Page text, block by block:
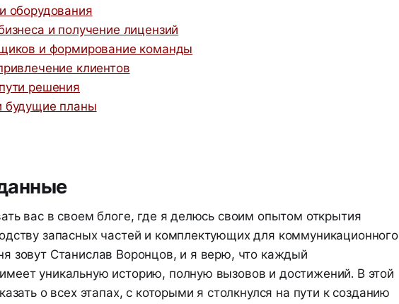
оборудования
и получение лицензий
и формирование команды
клиентов
решения
будущие планы
вас в своем блоге, где я делюсь своим опытом открытия
запасных частей и комплектующих для коммуникационного
зовут Станислав Воронцов, и я верю, что каждый
уникальную историю, полную вызовов и достижений. В этой
о всех этапах, с которыми я столкнулся на пути к созданию